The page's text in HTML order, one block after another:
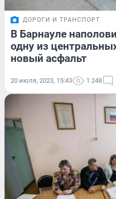
ДОРОГИ И ТРАНСПОРТ
В Барнауле
одну из
новый асфальт
20 июля, 2023, 15:43 1 248